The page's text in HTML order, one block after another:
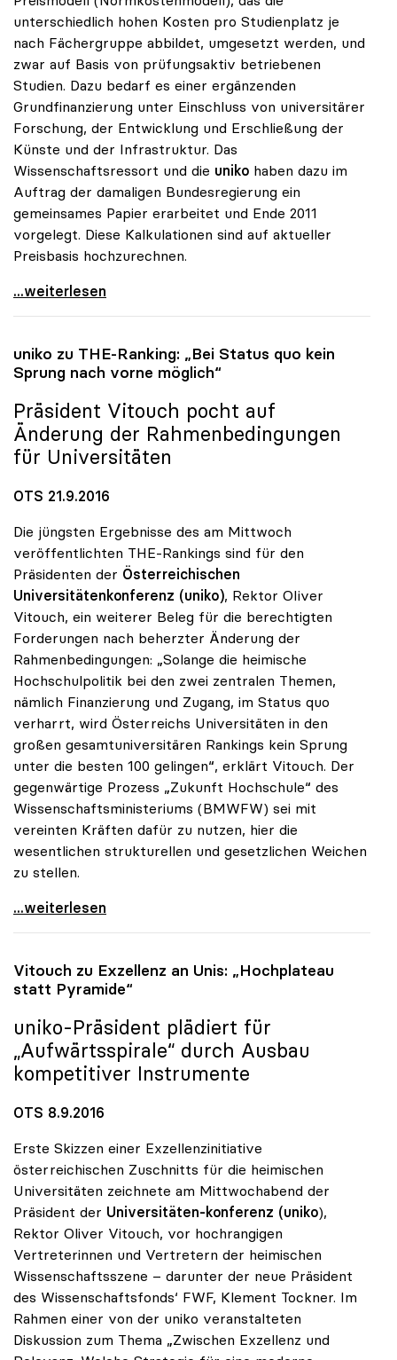
unterschiedlich hohen Kosten pro Studienplatz je
nach Fächergruppe abbildet, umgesetzt werden, und
zwar auf Basis von prüfungsaktiv betriebenen
Studien. Dazu bedarf es einer ergänzenden
Grundfinanzierung unter Einschluss von universitärer
Forschung, der Entwicklung und Erschließung der
Künste und der Infrastruktur. Das
Wissenschaftsressort und die uniko haben dazu im
Auftrag der damaligen Bundesregierung ein
gemeinsames Papier erarbeitet und Ende 2011
vorgelegt. Diese Kalkulationen sind auf aktueller
Preisbasis hochzurechnen.
uniko: Studienplatzfinanzierung muss zu besserer
...weiterlesen
uniko zu THE-Ranking: „Bei Status quo kein
Sprung nach vorne möglich“
Präsident Vitouch pocht auf
Änderung der Rahmenbedingungen
für Universitäten
OTS 21.9.2016
Die jüngsten Ergebnisse des am Mittwoch
veröffentlichten THE-Rankings sind für den
Präsidenten der Österreichischen
Universitätenkonferenz (uniko), Rektor OIiver
Vitouch, ein weiterer Beleg für die berechtigten
Forderungen nach beherzter Änderung der
Rahmenbedingungen: „Solange die heimische
Hochschulpolitik bei den zwei zentralen Themen,
nämlich Finanzierung und Zugang, im Status quo
verharrt, wird Österreichs Universitäten in den
großen gesamtuniversitären Rankings kein Sprung
unter die besten 100 gelingen“, erklärt Vitouch. Der
gegenwärtige Prozess „Zukunft Hochschule“ des
Wissenschaftsministeriums (BMWFW) sei mit
vereinten Kräften dafür zu nutzen, hier die
wesentlichen strukturellen und gesetzlichen Weichen
zu stellen.
uniko zu THE-Ranking: „Bei Status quo kein Sprung
...weiterlesen
Vitouch zu Exzellenz an Unis: „Hochplateau
statt Pyramide“
uniko-Präsident plädiert für
„Aufwärtsspirale“ durch Ausbau
kompetitiver Instrumente
OTS 8.9.2016
Erste Skizzen einer Exzellenzinitiative
österreichischen Zuschnitts für die heimischen
Universitäten zeichnete am Mittwochabend der
Präsident der Universitäten-konferenz (uniko),
Rektor Oliver Vitouch, vor hochrangigen
Vertreterinnen und Vertretern der heimischen
Wissenschaftsszene – darunter der neue Präsident
des Wissenschaftsfonds‘ FWF, Klement Tockner. Im
Rahmen einer von der uniko veranstalteten
Diskussion zum Thema „Zwischen Exzellenz und